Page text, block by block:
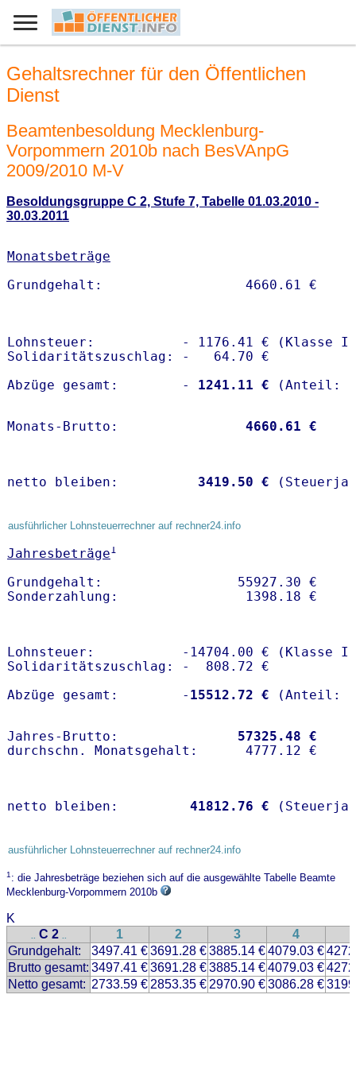
Gehaltsrechner für den Öffentlichen
Dienst
Beamtenbesoldung Mecklenburg-
Vorpommern 2010b nach BesVAnpG
2009/2010 M-V
Besoldungsgruppe C 2, Stufe 7, Tabelle 01.03.2010 -
30.03.2011
Monatsbeträge
Lohnsteuer:           - 1176.41 € (Klasse I)
Solidaritätszuschlag: -   64.70 €
Abzüge gesamt:        -
1241.11 €
Monats-Brutto: 4660.61 €
netto bleiben: 3419.50 €
ausführlicher Lohnsteuerrechner auf rechner24.info
Jahresbeträge1
Grundgehalt:                 55927.30 €
Lohnsteuer:           -14704.00 € (Klasse I)
Solidaritätszuschlag: -  808.72 €
Abzüge gesamt:        - 15512.72 €
Jahres-Brutto: 57325.48 €
netto bleiben: 41812.76 €
ausführlicher Lohnsteuerrechner auf rechner24.info
1: die Jahresbeträge beziehen sich auf die ausgewählte Tabelle Beamte
Mecklenburg-Vorpommern 2010b
K
.. C 2 .. 1 2 3 4
Grundgehalt:
3497.41 €3691.28 €3885.14 €4079.03 €
Brutto gesamt: 3497.41 €3691.28 €3885.14 €4079.03 €
Netto gesamt: 2733.59 € 2853.35 € 2970.90 €3086.28 €